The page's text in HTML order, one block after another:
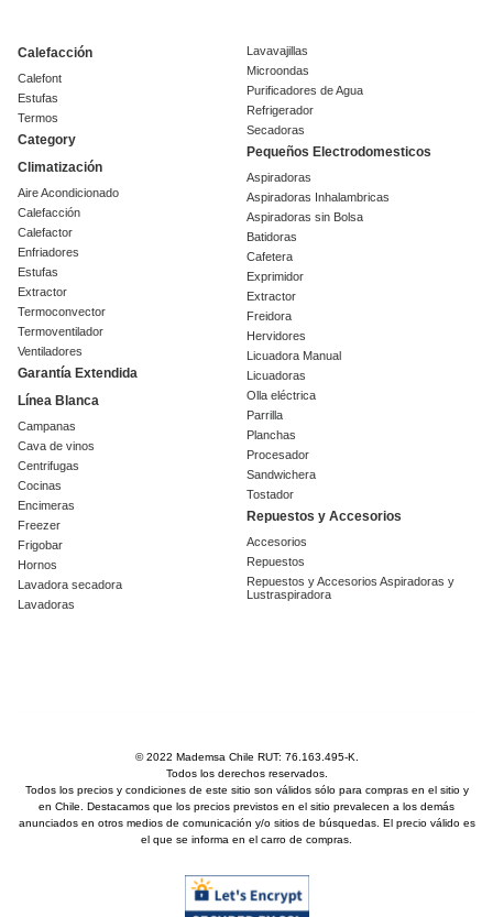
Calefacción
Calefont
Estufas
Termos
Category
Climatización
Aire Acondicionado
Calefacción
Calefactor
Enfriadores
Estufas
Extractor
Termoconvector
Termoventilador
Ventiladores
Garantía Extendida
Línea Blanca
Campanas
Cava de vinos
Centrifugas
Cocinas
Encimeras
Freezer
Frigobar
Hornos
Lavadora secadora
Lavadoras
Lavavajillas
Microondas
Purificadores de Agua
Refrigerador
Secadoras
Pequeños Electrodomesticos
Aspiradoras
Aspiradoras Inhalambricas
Aspiradoras sin Bolsa
Batidoras
Cafetera
Exprimidor
Extractor
Freidora
Hervidores
Licuadora Manual
Licuadoras
Olla eléctrica
Parrilla
Planchas
Procesador
Sandwichera
Tostador
Repuestos y Accesorios
Accesorios
Repuestos
Repuestos y Accesorios Aspiradoras y
Lustraspiradora
© 2022 Mademsa Chile RUT: 76.163.495-K.
Todos los derechos reservados.
Todos los precios y condiciones de este sitio son válidos sólo para compras en el sitio y
en Chile. Destacamos que los precios previstos en el sitio prevalecen a los demás
anunciados en otros medios de comunicación y/o sitios de búsquedas. El precio válido es
el que se informa en el carro de compras.